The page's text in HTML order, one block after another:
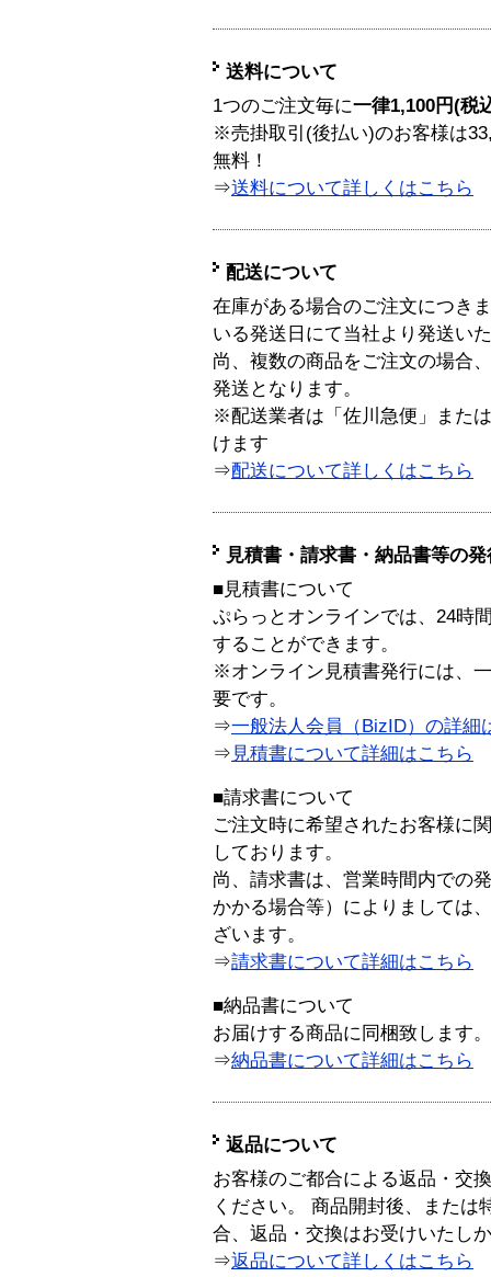
送料について
1つのご注文毎に一律1,100円(税
※売掛取引(後払い)のお客様は
無料！
⇒送料について詳しくはこちら
配送について
在庫がある場合のご注文につき
いる発送日にて当社より発送い
尚、複数の商品をご注文の場合
発送となります。
※配送業者は「佐川急便」また
けます
⇒配送について詳しくはこちら
見積書・請求書・納品書等の
■見積書について
ぷらっとオンラインでは、24時
することができます。
※オンライン見積書発行には、
要です。
⇒一般法人会員（BizID）の詳細
⇒ 見積書について詳細はこちら
■請求書について
ご注文時に希望されたお客様に
しております。
尚、請求書は、営業時間内での
かかる場合等）によりましては
ざいます。
⇒請求書について詳細はこちら
■納品書について
お届けする商品に同梱致します。
⇒納品書について詳細はこちら
返品について
お客様のご都合による返品・交
ください。 商品開封後、または
合、返品・交換はお受けいたし
⇒返品について詳しくはこちら